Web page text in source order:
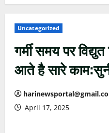
Uncategorized
गर्मी समय पर
आते है सारे
April 17, 2025